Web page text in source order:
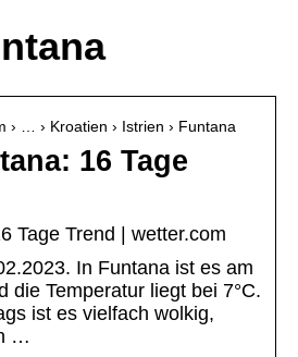
› … › Kroatien › Istrien › Funtana
16 Tage
Tage Trend | wetter.com
In Funtana ist es am
die Temperatur liegt bei 7°C.
ist es vielfach wolkig,
…